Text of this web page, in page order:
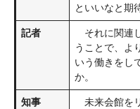
といいなと期
記者
それに関連
うことで、よ
いう働きをし
か。
知事
未来会館を